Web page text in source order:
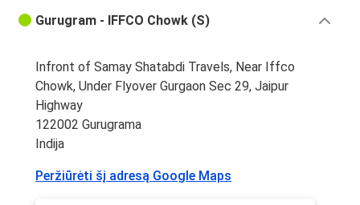
Gurugram - IFFCO Chowk (S)
Infront of Samay Shatabdi Travels, Near Iffco
Chowk, Under Flyover Gurgaon Sec 29, Jaipur
Highway
122002 Gurugrama
Indija
Peržiūrėti šį adresą Google Maps